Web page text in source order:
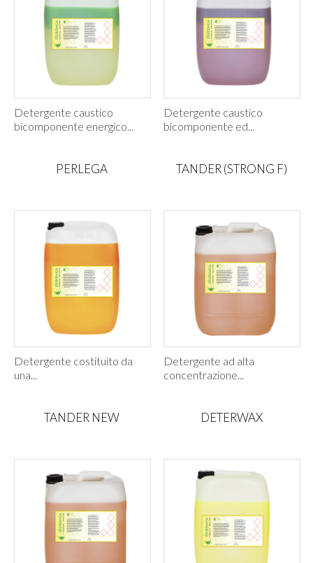
Detergente caustico
bicomponente energico...
Detergente caustico
bicomponente ed...
PERLEGA
Detergente costituito da
una...
TANDER (STRONG F)
Detergente ad alta
concentrazione...
TANDER NEW DETERWAX